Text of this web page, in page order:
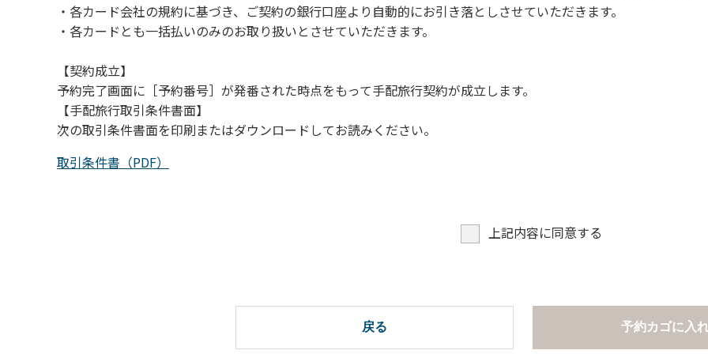
（４）キャンプ場の管理者や地元住民から川についての注意や警告があった場合は素直に耳を傾け、指示に従
・各カード会社の規約に基づき、ご契約の銀行口座より自動的にお引き落としさせていただきます。
・各カードとも一括払いのみのお取り扱いとさせていただきます。
【契約成立】
予約完了画面に［予約番号］が発番された時点をもって手配旅行契約が成立します。
【手配旅行取引条件書面】
次の取引条件書面を印刷またはダウンロードしてお読みください。
取引条件書（PDF）
上記内容に同意する
戻る 予約カゴに入